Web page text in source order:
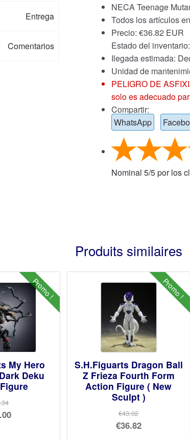
Entrega
Comentarios
NECA Teenage
Todos los artículos
Precio: €36.82 EUR
Estado del
Ilegada estimada:
Unidad de
PELIGRO DE
solo es adecuado
Compartir:
WhatsApp
Nominal 5/5por los
Produits similaires
Promo !
My Hero
Deku
Promo !
S.H.Figuarts Dragon Ball
Z Frieza Fourth Form
Action Figure ( New
Sculpt )
€43.02
Le
€36.82